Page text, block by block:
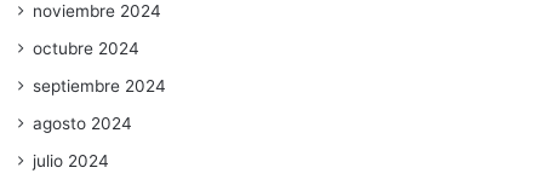
noviembre 2024
octubre 2024
septiembre 2024
agosto 2024
julio 2024